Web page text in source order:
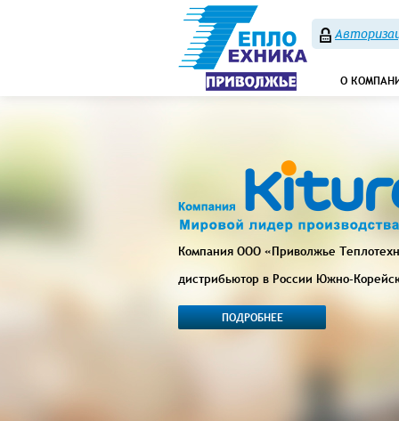
О
Компания ООО «Приволжье
дистрибьютор в России Южно-
ПОДРОБНЕЕ